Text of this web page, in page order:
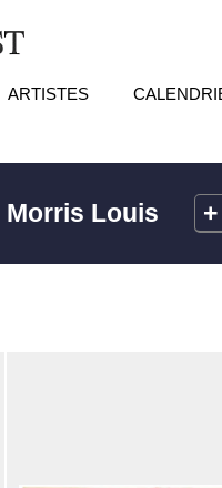
ARTISTES
Morris Louis +